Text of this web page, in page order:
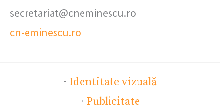
secretariat@cneminescu.ro
cn-eminescu.ro
· Identitate vizuală
· Publicitate